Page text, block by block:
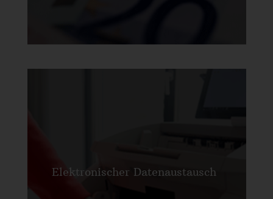
Elektronischer Datenaustausch